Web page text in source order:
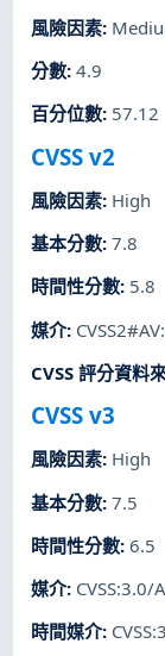
風險因素:
分數:4.9
百分位數: 57.12
CVSS v2
風險因素: High
基本分數:7.8
時間性分數: 5.8
媒介:
CVSS 評分資料
CVSS v3
風險因素: High
基本分數:7.5
時間性分數:6.5
媒介:
時間媒介: